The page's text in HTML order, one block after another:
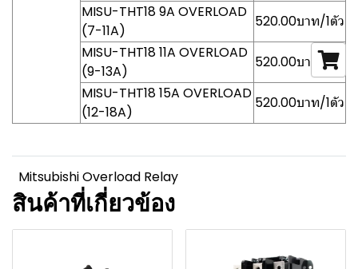
MISU-THT18 9A OVERLOAD
(7-11A)
520.00บาท/1ตัว
MISU-THT18 11A OVERLOAD
(9-13A)
520.00บาท/1ตัว
MISU-THT18 15A OVERLOAD
(12-18A)
520.00บาท/1ตัว
Mitsubishi Overload Relay
สินค้าที่เกี่ยวข้อง